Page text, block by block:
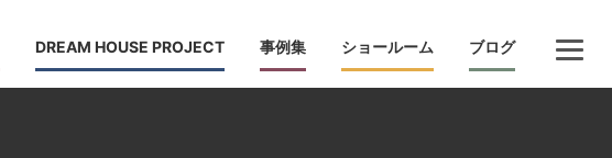
DREAM HOUSE PROJECT 事例集 ショールーム ブログ